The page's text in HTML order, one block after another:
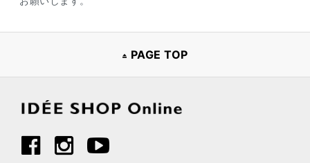
PAGE TOP